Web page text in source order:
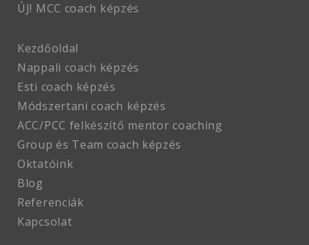
ÚJ! MCC coach képzés
Kezdőoldal
Nappali coach képzés
Esti coach képzés
Módszertani coach képzés
ACC/PCC felkészítő mentor coaching
Group és Team coach képzés
Oktatóink
Blog
Referenciák
Kapcsolat